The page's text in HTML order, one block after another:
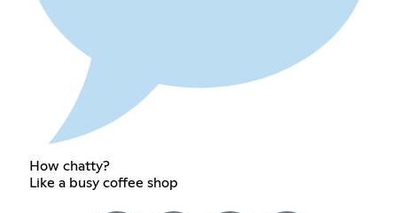
How chatty?
Like a busy coffee shop